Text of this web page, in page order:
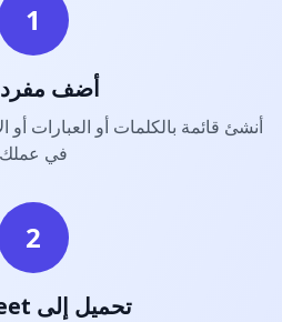
1
أضف
أنشئ قائمة بالكلمات أو العبارات أو
في عملك
2
تحميل إلى SeaMeet